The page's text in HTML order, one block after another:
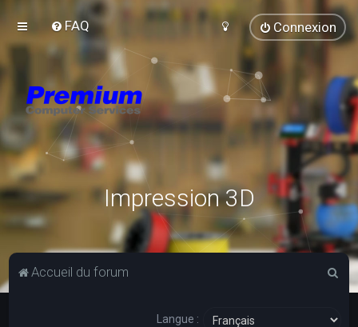
FAQ Connexion
Impression 3D
Accueil du forum
Langue :